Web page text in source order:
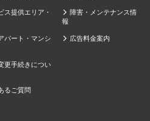
ス提供エリア・
パート・マンシ
更手続きについ
るご質問
障害・メンテナンス情
報
広告料金案内